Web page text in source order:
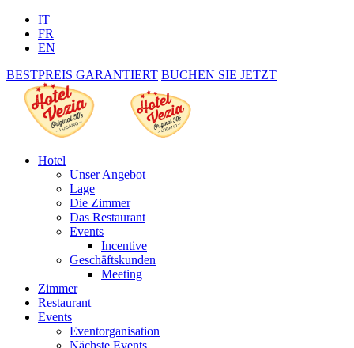
IT
FR
EN
BESTPREIS GARANTIERT BUCHEN SIE JETZT
Hotel
Unser Angebot
Lage
Die Zimmer
Das Restaurant
Events
Incentive
Geschäftskunden
Meeting
Zimmer
Restaurant
Events
Eventorganisation
Nächste Events